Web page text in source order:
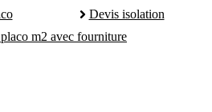
Devis isolation
m2 avec fourniture